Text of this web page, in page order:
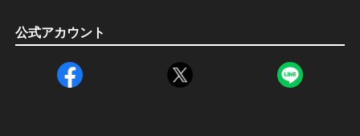
公式アカウント